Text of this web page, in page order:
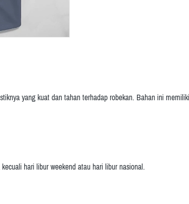
yang kuat dan tahan terhadap robekan. Bahan ini
hari libur weekend atau hari libur nasional.